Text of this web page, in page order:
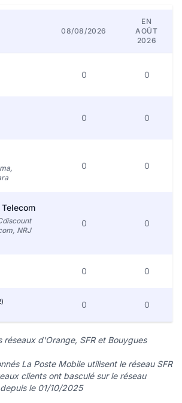
08/08/2026
EN
AOÛT
2026
0 0
0 0
0 0
NRJ
0 0
0 0
0 0
réseaux d'Orange, SFR et Bouygues
La Poste Mobile utilisent le réseau SFR
clients ont basculé sur le réseau
le 01/10/2025